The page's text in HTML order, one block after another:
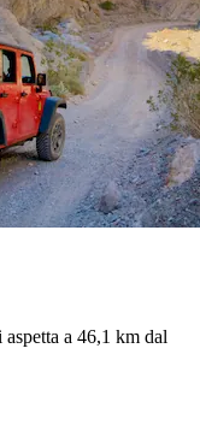
a 46,1 km dal